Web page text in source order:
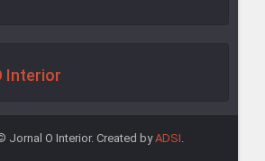
Interior
Jornal O Interior. Created byADSI.